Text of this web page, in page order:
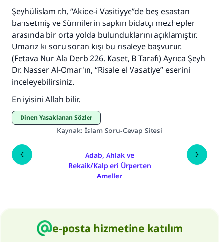
Şeyhülislam r.h, “Akide-i Vasitiyye”de beş esastan
bahsetmiş ve Sünnilerin sapkın bidatçı mezhepler
arasında bir orta yolda bulunduklarını açıklamıştır.
Umarız ki soru soran kişi bu risaleye başvurur.
(Fetava Nur Ala Derb 226. Kaset, B Tarafı) Ayrıca Şeyh
Dr. Nasser Al-Omar'ın, “Risale el Vasatiye” eserini
inceleyebilirsiniz.
En iyisini Allah bilir.
Dinen Yasaklanan Sözler
Kaynak: İslam Soru-Cevap Sitesi
Adab, Ahlak ve
Rekaik/Kalpleri Ürperten
Ameller
e-posta hizmetine katılım